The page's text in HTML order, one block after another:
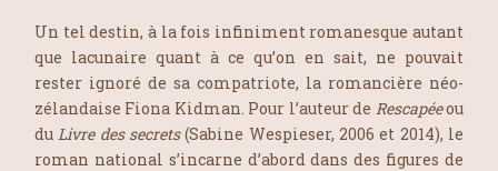
Un tel destin, à la fois infiniment romanesque autant
que lacunaire quant à ce qu’on en sait, ne pouvait
rester ignoré de sa compatriote, la romancière néo-
zélandaise Fiona Kidman. Pour l’auteur de Rescapéeou
du Livre des secrets(Sabine Wespieser, 2006 et 2014), le
roman national s’incarne d’abord dans des figures de